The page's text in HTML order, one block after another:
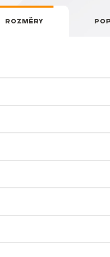
ROZMĚRY